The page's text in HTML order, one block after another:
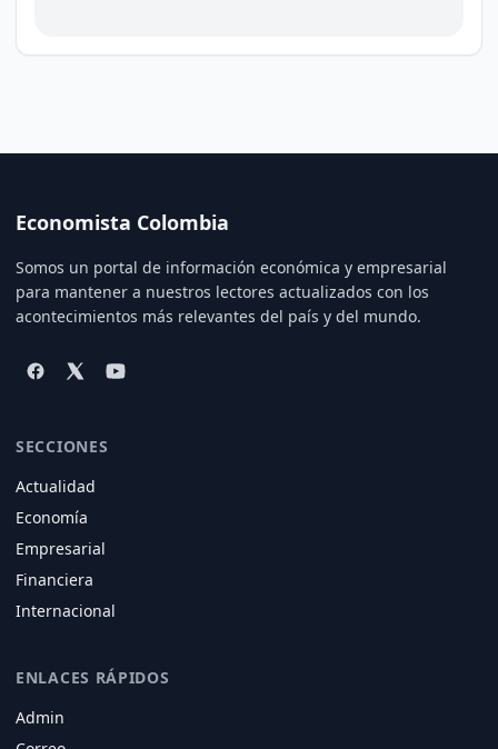
Economista Colombia
Somos un portal de información económica y empresarial
para mantener a nuestros lectores actualizados con los
acontecimientos más relevantes del país y del mundo.
SECCIONES
Actualidad
Economía
Empresarial
Financiera
Internacional
ENLACES RÁPIDOS
Admin